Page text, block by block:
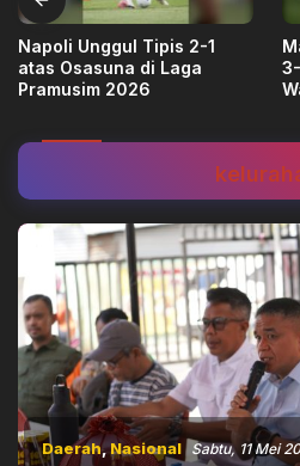
Napoli Unggul Tipis 2-1
atas Osasuna di Laga
Pramusim 2026
Daerah,Nasional Sabtu, 11 Mei